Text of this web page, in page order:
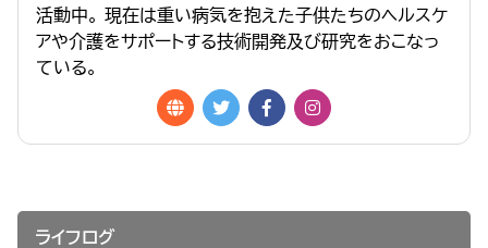
活動中。 現在は重い病気を抱えた子供たちのヘルスケ
アや介護をサポートする技術開発及び研究をおこなっ
ている。
ライフログ